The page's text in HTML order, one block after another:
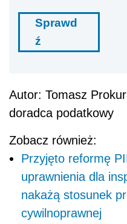
Sprawd
ź
Autor: Tomasz
doradca podatkowy
Zobacz również:
Przyjęto reformę
uprawnienia dla
nakażą stosunek
cywilnoprawnej